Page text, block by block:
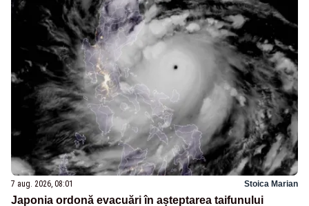
7 aug. 2026, 08:01 Stoica Marian
Japonia ordonă evacuări în așteptarea taifunului